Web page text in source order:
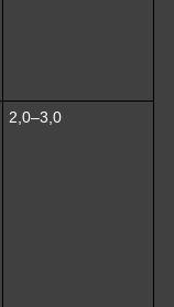
2,0–3,0